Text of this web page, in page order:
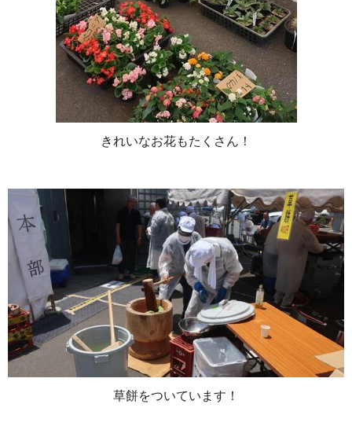
きれいなお花もたくさん！
草餅をついています！